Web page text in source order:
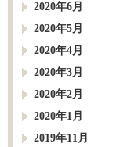
2020年6月
2020年5月
2020年4月
2020年3月
2020年2月
2020年1月
2019年11月